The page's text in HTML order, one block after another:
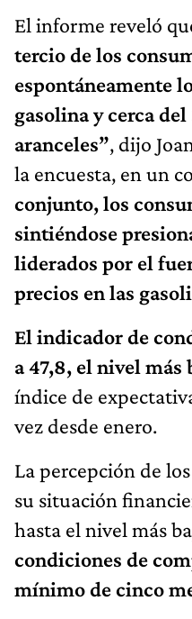
El informe reveló
tercio de los
espontáneamente
gasolina y cerca
aranceles”, dijo
la encuesta, en un
conjunto, los
sintiéndose
liderados por el
precios en las
El indicador de
a 47,8, el nivel más
índice de
vez desde enero.
La percepción de
su situación
hasta el nivel más
condiciones de
mínimo de cinco